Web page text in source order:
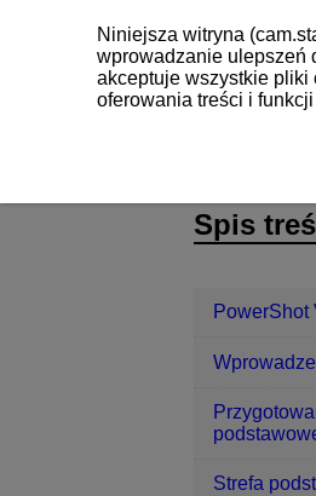
PowerShot V1
Spis
PowerShot
Strefa
Niniejsza witryna
wprowadzanie ulepszeń
akceptuje wszystkie pliki
oferowania treści i